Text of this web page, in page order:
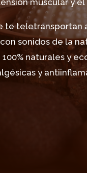
muscular y el
te teletransportan
sonidos de la
naturales y
y